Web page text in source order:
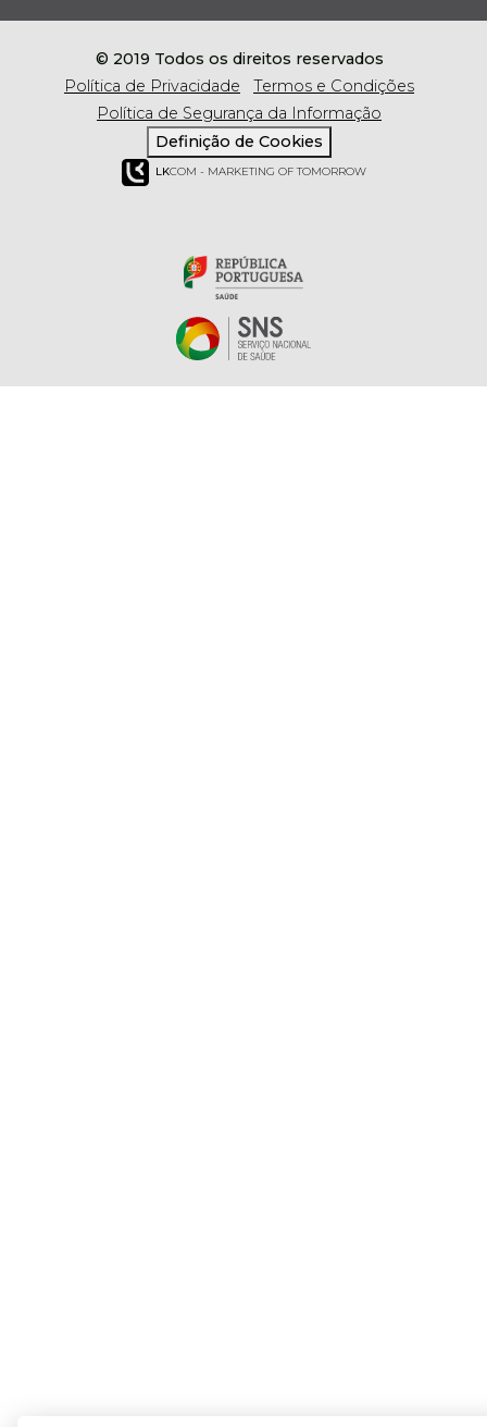
© 2019 Todos os direitos reservados
Política de Privacidade
Termos e Condições
Política de Segurança da Informação
Definição de Cookies
LKCOM - MARKETING OF TOMORROW